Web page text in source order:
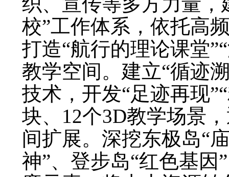
校”工作体系，依托高
打造“航行的理论课堂
教学空间。建立“循迹
技术，开发“足迹再现
块、12个3D教学场景
间扩展。深挖东极岛“
神”、登步岛“红色基因